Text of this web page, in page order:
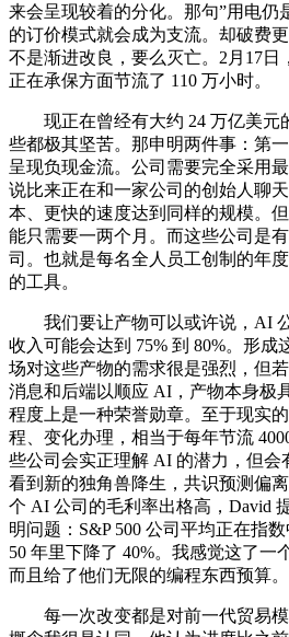
来会呈现较着的分化。那句”用电仍
的订价模式就会成为支流。却破费
不是渐进改良，要么灭亡。2月17日
正在承保方面节流了 110 万小时。
现正在曾经有大约 24 万亿美元
些都极其坚苦。那申明两件事：第
呈现负现金流。公司需要完全采用
说比来正在和一家公司的创始人聊
本、更快的速度达到同样的规模。
能只需要一两个月。而这些公司是
司。也就是每名全人员工创制的年
的工具。
我们要让产物可以或许说，AI
收入可能会达到 75% 到 80%。形成
场对这些产物的需求很是强烈，但
消息和后端以顺应 AI，产物本身极
程度上是一种荣誉勋章。至于现实
程、变化办理，相当于每年节流
些公司会实正理解 AI 的潜力，但会
看到新的独角兽降生，共识预测偏
个 AI 公司的毛利率出格高，David
明问题：S&P 500 公司平均正在指
50 年里下降了 40%。我感觉这了一
而且给了他们无限的编程东西预算。
每一次改变都是对前一代贸易模